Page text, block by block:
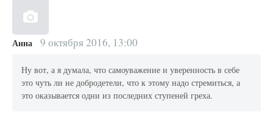
Анна 9 октября 2016, 13:00
Ну вот, а я думала, что самоуважение и уверенность в себе
это чуть ли не добродетели, что к этому надо стремиться, а
это оказывается одни из последних ступеней греха.